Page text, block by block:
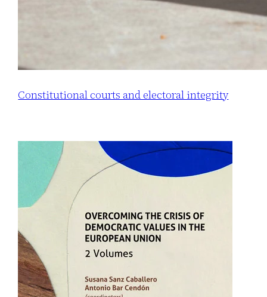
Constitutional courts and electoral integrity